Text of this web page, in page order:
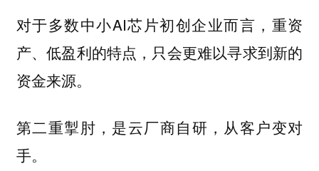
对于多数中小AI芯片初创企业而言，重资
产、低盈利的特点，只会更难以寻求到新的
资金来源。
第二重掣肘，是云厂商自研，从客户变对
手。